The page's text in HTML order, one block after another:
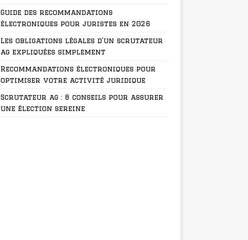
Guide des recommandations
électroniques pour juristes en 2026
Les obligations légales d’un scrutateur
ag expliquées simplement
Recommandations électroniques pour
optimiser votre activité juridique
Scrutateur ag : 8 conseils pour assurer
une élection sereine